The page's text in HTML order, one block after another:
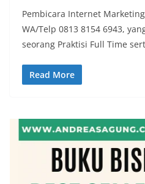
Pembicara Internet
WA/Telp 0813 8154 6943,
seorang Praktisi Full Time
Read More